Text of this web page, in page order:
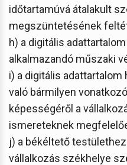
időtartamúvá átalakult
megszüntetésének
h) a digitális
alkalmazandó műszaki
i) a digitális
való bármilyen
képességéről a
ismereteknek
j) a békéltető
vállalkozás székhelye